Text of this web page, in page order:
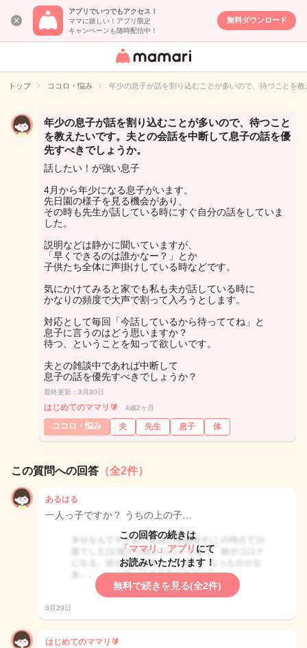
アプリでいつでもアクセス！
ママに嬉しい！アプリ限定
キャンペーンも随時配信中！
無料ダウンロード
女性専用匿名QA
イト
トップ ココロ・悩み 年少の息子が話を割り込むことが多いので、待つことを
年少の息子が話を割り込むことが多いので、待つこと
を教えたいです。夫との会話を中断して息子の話を優
先すべきでしょうか。
話したい！が強い息子
4月から年少になる息子がいます。
先日園の様子を見る機会があり、
その時も先生が話している時にすぐ自分の話をしていま
した。
説明などは静かに聞いていますが、
「早くできるのは誰かなー？」とか
子供たち全体に声掛けしている時などです。
気にかけてみると家でも私も夫が話している時に
かなりの頻度で大声で割って入ろうとします。
対応として毎回「今話しているから待っててね」と
息子に言うのはどう思いますか？
待つ、ということを知って欲しいです。
夫との雑談中であれば中断して
息子の話を優先すべきでしょうか？
最終更新：3月30日
はじめてのママリ🔰 4歳2ヶ月
ココロ・悩み 夫 先生 息子 体
この質問への回答 （全2件）
あるはる
一人っ子ですか？ うちの上の子…
この回答の続きは
「ママリ」アプリ にて
お読みいただけます！
無料で続きを見る(全2件)
3月29日
はじめてのママリ🔰